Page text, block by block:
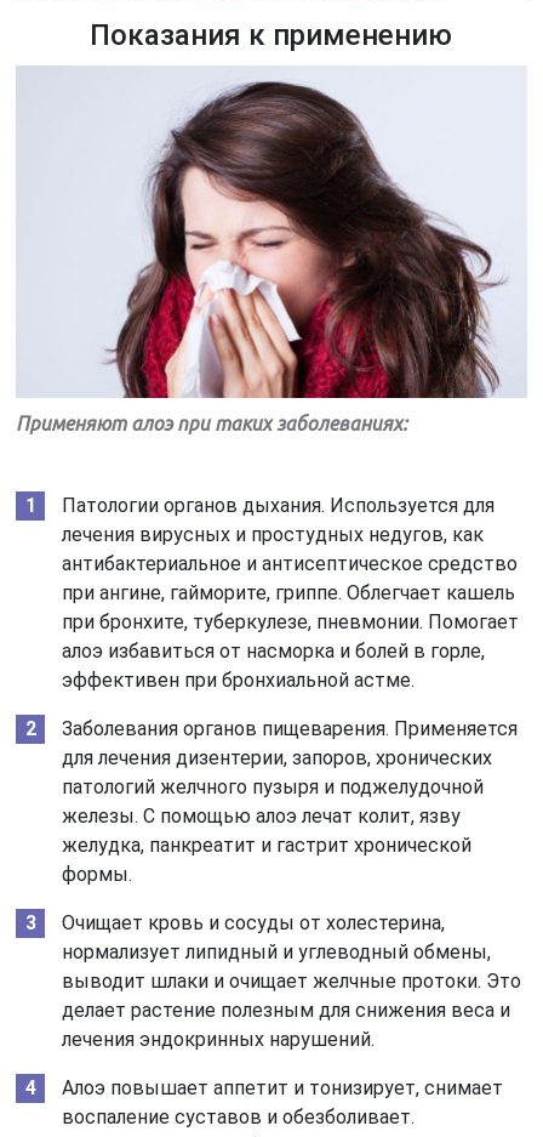
Показания к применению
Применяют алоэ при таких заболеваниях:
Патологии органов дыхания. Используется для
лечения вирусных и простудных недугов, как
антибактериальное и антисептическое средство
при ангине, гайморите, гриппе. Облегчает кашель
при бронхите, туберкулезе, пневмонии. Помогает
алоэ избавиться от насморка и болей в горле,
эффективен при бронхиальной астме.
Заболевания органов пищеварения. Применяется
для лечения дизентерии, запоров, хронических
патологий желчного пузыря и поджелудочной
железы. С помощью алоэ лечат колит, язву
желудка, панкреатит и гастрит хронической
формы.
Очищает кровь и сосуды от холестерина,
нормализует липидный и углеводный обмены,
выводит шлаки и очищает желчные протоки. Это
делает растение полезным для снижения веса и
лечения эндокринных нарушений.
Алоэ повышает аппетит и тонизирует, снимает
воспаление суставов и обезболивает.